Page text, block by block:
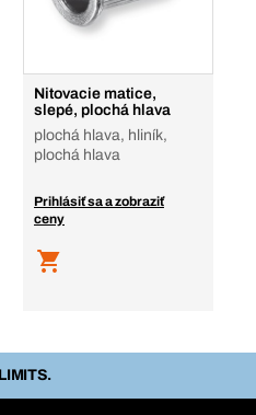
Nitovacie matice,
slepé, plochá hlava
plochá hlava, hliník,
plochá hlava
Prihlásiť sa a zobraziť
ceny